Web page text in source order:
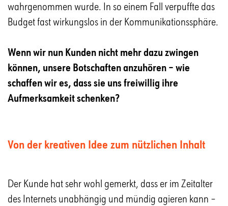
wahrgenommen wurde. In so einem Fall verpuffte das
Budget fast wirkungslos in der Kommunikationssphäre.
Wenn wir nun Kunden nicht mehr dazu zwingen
können, unsere Botschaften anzuhören – wie
schaffen wir es, dass sie uns freiwillig ihre
Aufmerksamkeit schenken?
Von der kreativen Idee zum nützlichen Inhalt
Der Kunde hat sehr wohl gemerkt, dass er im Zeitalter
des Internets unabhängig und mündig agieren kann –